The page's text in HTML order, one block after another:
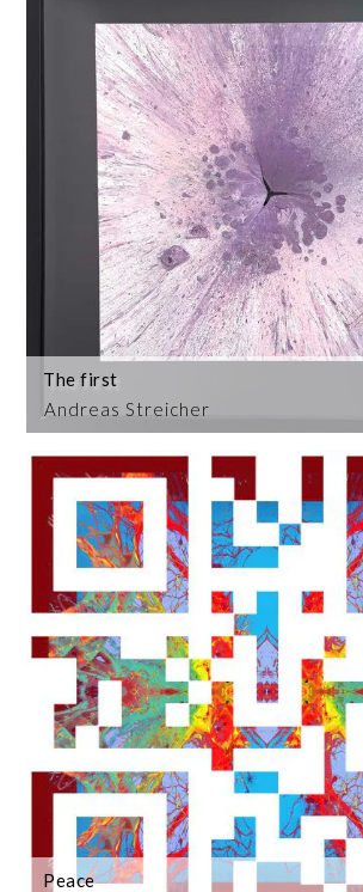
Andreas Streicher
The first
Peace